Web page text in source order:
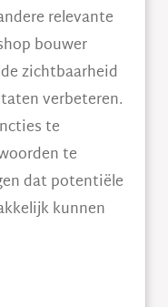
relevante
bouwer
zichtbaarheid
verbeteren.
te
te
dat potentiële
kunnen